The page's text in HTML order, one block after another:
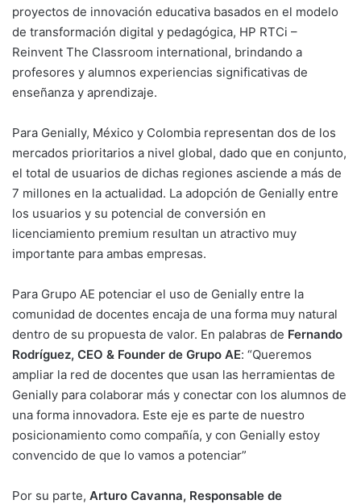
proyectos de innovación educativa basados en el modelo
de transformación digital y pedagógica, HP RTCi –
Reinvent The Classroom international, brindando a
profesores y alumnos experiencias significativas de
enseñanza y aprendizaje.
Para Genially, México y Colombia representan dos de los
mercados prioritarios a nivel global, dado que en conjunto,
el total de usuarios de dichas regiones asciende a más de
7 millones en la actualidad. La adopción de Genially entre
los usuarios y su potencial de conversión en
licenciamiento premium resultan un atractivo muy
importante para ambas empresas.
Para Grupo AE potenciar el uso de Genially entre la
comunidad de docentes encaja de una forma muy natural
dentro de su propuesta de valor. En palabras de Fernando
Rodríguez, CEO & Founder de Grupo AE: “Queremos
ampliar la red de docentes que usan las herramientas de
Genially para colaborar más y conectar con los alumnos de
una forma innovadora. Este eje es parte de nuestro
posicionamiento como compañía, y con Genially estoy
convencido de que lo vamos a potenciar”
Por su parte, Arturo Cavanna, Responsable de